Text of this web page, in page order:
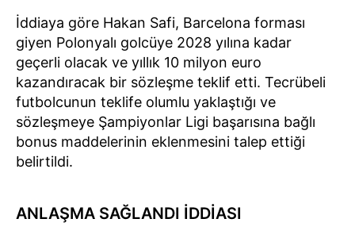
İddiaya göre Hakan Safi, Barcelona forması
giyen Polonyalı golcüye 2028 yılına kadar
geçerli olacak ve yıllık 10 milyon euro
kazandıracak bir sözleşme teklif etti. Tecrübeli
futbolcunun teklife olumlu yaklaştığı ve
sözleşmeye Şampiyonlar Ligi başarısına bağlı
bonus maddelerinin eklenmesini talep ettiği
belirtildi.
ANLAŞMA SAĞLANDI İDDİASI